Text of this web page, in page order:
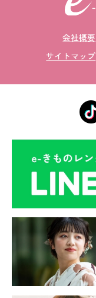
会社概要
サイトマップ